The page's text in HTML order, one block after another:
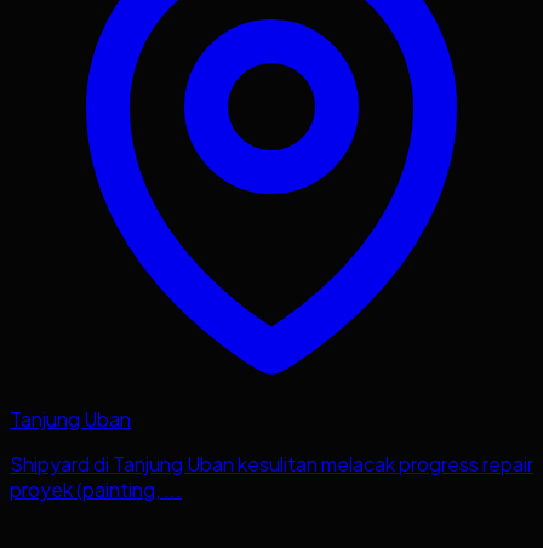
Tanjung Uban
Shipyard di Tanjung Uban kesulitan melacak progress repair
proyek (painting, ...